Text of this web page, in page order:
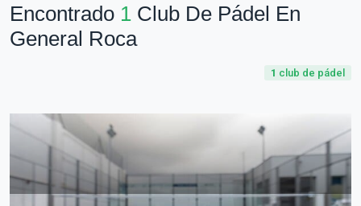
Encontrado 1 Club De Pádel En
General Roca
1 club de pádel